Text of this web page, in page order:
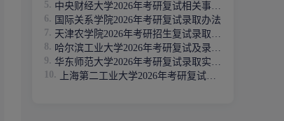
中央财经大学2026年考研复试相关事宜的通知
国际关系学院2026年考研复试录取办法
天津农学院2026年考研招生复试录取工作办法
哈尔滨工业大学2026年考研复试及录取工作办法
华东师范大学2026年考研复试录取实施细则
上海第二工业大学2026年考研复试录取工作办法